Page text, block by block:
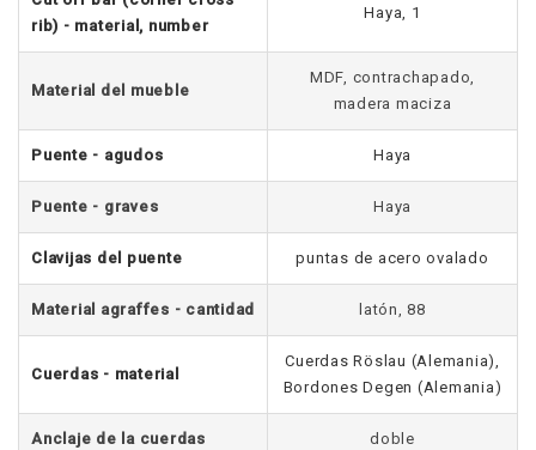
rib) - material, number
Haya, 1
Material del mueble
MDF, contrachapado,
madera maciza
Puente - agudos Haya
Puente - graves Haya
Clavijas del puente puntas de acero ovalado
Material agraffes - cantidad latón, 88
Cuerdas - material
Cuerdas Röslau (Alemania),
Bordones Degen (Alemania)
Anclaje de la cuerdas doble